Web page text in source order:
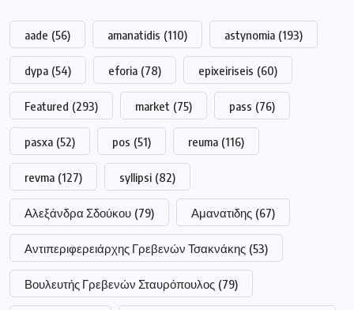
aade (56) amanatidis (110) astynomia (193)
dypa (54) eforia (78) epixeiriseis (60)
Featured (293) market (75) pass (76)
pasxa (52) pos (51) reuma (116)
revma (127) syllipsi (82)
Αλεξάνδρα Σδούκου (79) Αμανατιδης (67)
Αντιπεριφερειάρχης Γρεβενών Τσακνάκης (53)
Βουλευτής Γρεβενών Σταυρόπουλος (79)